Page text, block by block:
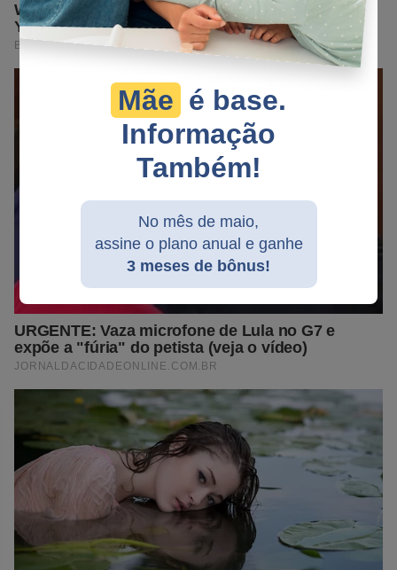
Mãe é base.
Informação
Também!
No mês de maio,
assine o plano anual e ganhe
3 meses de bônus!